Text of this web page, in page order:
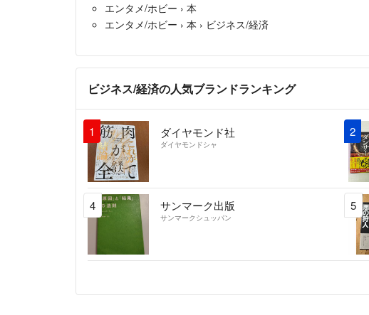
エンタメ/ホビー › 本
エンタメ/ホビー › 本 › ビジネス/経済
ビジネス/経済の人気ブランドランキング
1 ダイヤモンド社
ダイヤモンドシャ
2
4 サンマーク出版
サンマークシュッパン
5